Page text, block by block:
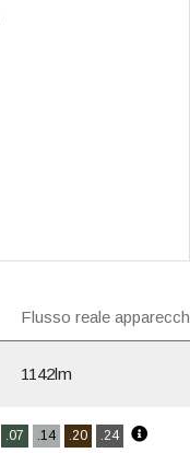
Flusso reale
1142lm
.07 .14 .20 .24